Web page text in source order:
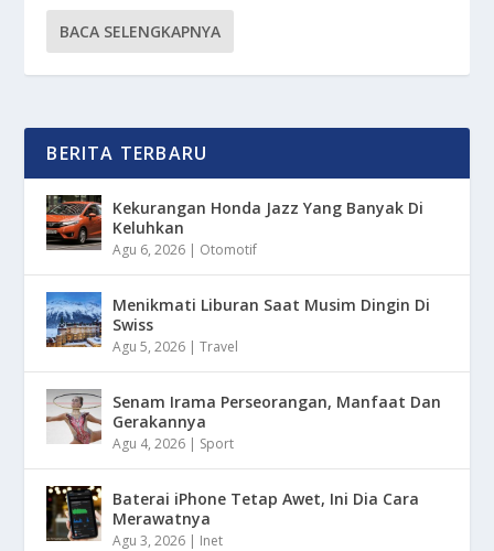
BACA SELENGKAPNYA
BERITA TERBARU
Kekurangan Honda Jazz Yang Banyak Di
Keluhkan
Agu 6, 2026 | Otomotif
Menikmati Liburan Saat Musim Dingin Di
Swiss
Agu 5, 2026 |Travel
Senam Irama Perseorangan, Manfaat Dan
Gerakannya
Agu 4, 2026 | Sport
Baterai iPhone Tetap Awet, Ini Dia Cara
Merawatnya
Agu 3, 2026 | Inet